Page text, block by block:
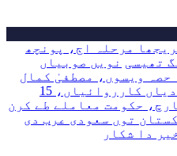
مرحلہ اڄ، پونچھ
نویں صوبیاں
حصہ ویسوں، مصطفیٰ کمال
بلوچستان: سکیورٹی فورسز دیاں کارروائیاں، 15
حکومت معاملے طے کرن
توں سعودی عرب دی